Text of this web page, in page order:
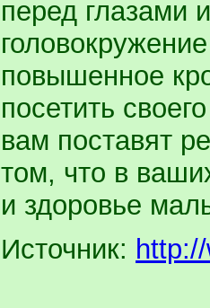
перед глазами
повышенное
посетить
вам поставят
том, что в
и здоровье
Источник: